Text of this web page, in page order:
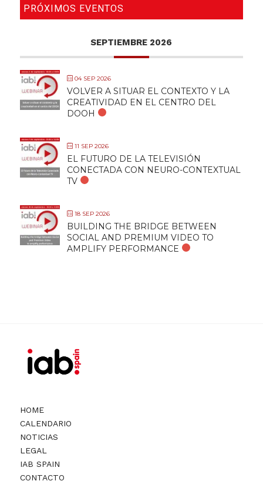
PRÓXIMOS EVENTOS
SEPTIEMBRE 2026
04 SEP 2026
VOLVER A SITUAR EL CONTEXTO Y LA
CREATIVIDAD EN EL CENTRO DEL
DOOH
11 SEP 2026
EL FUTURO DE LA TELEVISIÓN
CONECTADA CON NEURO-CONTEXTUAL
TV
18 SEP 2026
BUILDING THE BRIDGE BETWEEN
SOCIAL AND PREMIUM VIDEO TO
AMPLIFY PERFORMANCE
HOME
CALENDARIO
NOTICIAS
LEGAL
IAB SPAIN
CONTACTO